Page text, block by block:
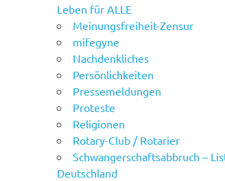
Leben für ALLE
Meinungsfreiheit-Zensur
mifegyne
Nachdenkliches
Persönlichkeiten
Pressemeldungen
Proteste
Religionen
Rotary-Club / Rotarier
Schwangerschaftsabbruch –
Deutschland